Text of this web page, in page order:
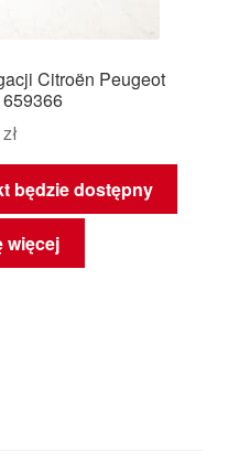
Citroën Peugeot
zł
będzie dostępny
więcej